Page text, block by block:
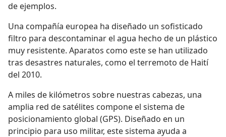
de ejemplos.
Una compañía europea ha diseñado un sofisticado
filtro para descontaminar el agua hecho de un plástico
muy resistente. Aparatos como este se han utilizado
tras desastres naturales, como el terremoto de Haití
del 2010.
A miles de kilómetros sobre nuestras cabezas, una
amplia red de satélites compone el sistema de
posicionamiento global (GPS). Diseñado en un
principio para uso militar, este sistema ayuda a